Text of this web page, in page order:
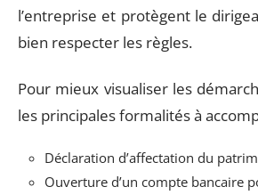
l’entreprise et protègent le
bien respecter les règles.
Pour mieux visualiser les
les principales formalités à
Déclaration d’affectation du
Ouverture d’un compte bancaire